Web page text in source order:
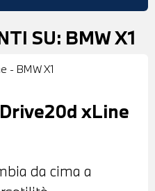
SU: BMW X1
xLine
da cima a